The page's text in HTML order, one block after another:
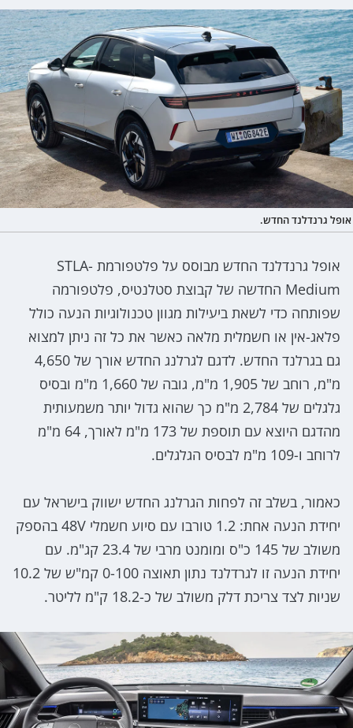
אופל גרנדלנד החדש.
אופל גרנדלנד החדש מבוסס על פלטפורמת STLA-
Medium החדשה של קבוצת סטלנטיס, פלטפורמה
שפותחה כדי לשאת ביעילות מגוון טכנולוגיות הנעה כולל
פלאג-אין או חשמלית מלאה כאשר את כל זה ניתן למצוא
גם בגרלנד החדש. לדגם לגרלנג החדש אורך של 4,650
מ"מ, רוחב של 1,905 מ"מ, גובה של 1,660 מ"מ ובסיס
גלגלים של 2,784 מ"מ כך שהוא גדול יותר משמעותית
מהדגם היוצא עם תוספת של 173 מ"מ לאורך, 64 מ"מ
לרוחב ו-109 מ"מ לבסיס הגלגלים.
כאמור, בשלב זה לפחות הגרלנג החדש ישווק בישראל עם
יחידת הנעה אחת: 1.2 טורבו עם סיוע חשמלי 48V בהספק
משולב של 145 כ"ס ומומנט מרבי של 23.4 קג"מ. עם
יחידת הנעה זו לגרדלנד נתון תאוצה 0-100 קמ"ש של 10.2
שניות לצד צריכת דלק משולב של כ-18.2 ק"מ לליטר.